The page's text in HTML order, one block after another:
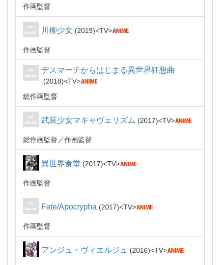
作画監督
川柳少女 2019 TV
作画監督
デスマーチからはじまる異世界狂想曲
2018
TV
総作画監督
武装少女マキャヴェリズム 2017 TV
総作画監督 作画監督
異世界食堂 2017 TV
作画監督
Fate/Apocrypha 2017 TV
作画監督
アンジュ・ヴィエルジュ 2016 TV